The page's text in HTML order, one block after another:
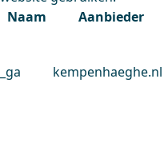
Naam
Aanbieder
_ga kempenhaeghe.nl